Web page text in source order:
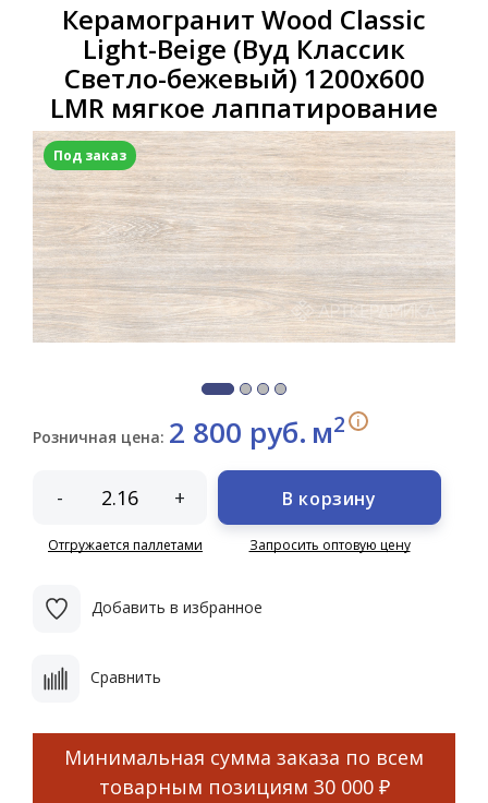
Керамогранит Wood Classic
Light-Beige (Вуд Классик
Светло-бежевый) 1200х600
LMR мягкое лаппатирование
Под заказ
Розничная цена: 2 800 руб. м2 i
- +
Отгружается паллетами
В корзину
Запросить оптовую цену
Добавить в избранное
Сравнить
Минимальная сумма заказа по всем
товарным позициям 30 000 ₽